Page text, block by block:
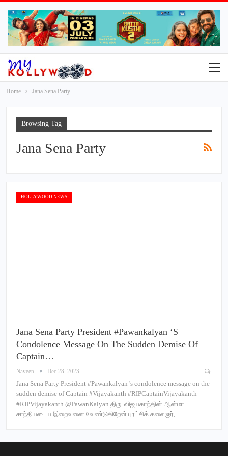
Home Jana Sena Party
Browsing Tag
Jana Sena Party
HOLLYWOOD NEWS
Jana Sena Party President #Pawankalyan ‘s
Condolence Message On The Sudden Demise Of
Captain…
Naveen Dec 28, 2023
Jana Sena Party President #Pawankalyan 's condolence message on the
sudden demise of Captain #Vijayakanth #RIPCaptainVijayakanth
#RIPVijayakanth @PawanKalyan திரு. விஜயகாந்தின் ஆன்மா
சாந்தியடைய இறைவனை வேண்டுகிறேன் புரட்சிக் கலைஞர்,…